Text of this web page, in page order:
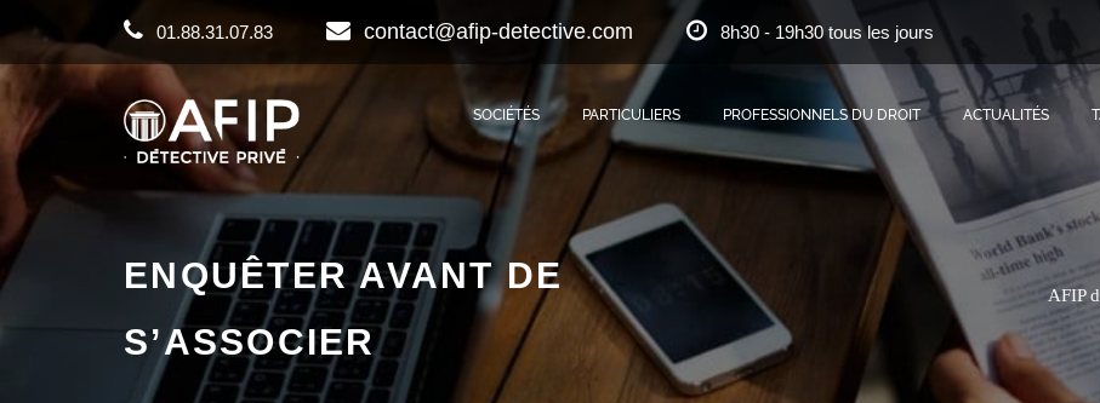
01.88.31.07.83 contact@afip-detective.com 8h30 - 19h30 tous les jours
SOCIÉTÉS PARTICULIERS PROFESSIONNELS DU DROIT ACTUALITÉS
ENQUÊTER AVANT DE
S’ASSOCIER
AFIP